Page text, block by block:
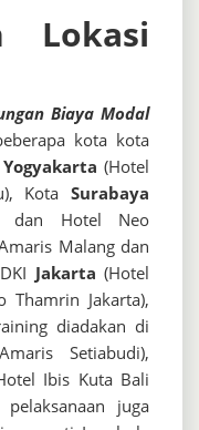
Lokasi
Biaya Modal
kota kota
Yogyakarta (Hotel
Kota Surabaya
dan Hotel Neo
Malang dan
Jakarta (Hotel
Thamrin Jakarta),
diadakan di
Setiabudi),
Ibis Kuta Bali
juga